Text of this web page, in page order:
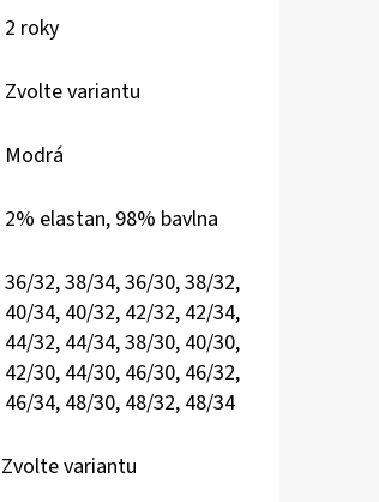
2 roky
Zvolte variantu
Modrá
2% elastan, 98% bavlna
36/32, 38/34, 36/30, 38/32,
40/34, 40/32, 42/32, 42/34,
44/32, 44/34, 38/30, 40/30,
42/30, 44/30, 46/30, 46/32,
46/34, 48/30, 48/32, 48/34
Zvolte variantu